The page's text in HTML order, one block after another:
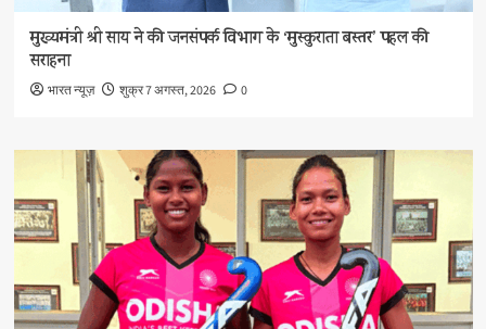
मुख्यमंत्री श्री साय ने की जनसंपर्क विभाग के ‘मुस्कुराता बस्तर’ पहल की
सराहना
भारत न्यूज़ शुक्र 7 अगस्त, 2026 0